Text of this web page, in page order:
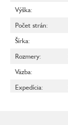
Výška:
Počet strán:
Šírka:
Rozmery:
Väzba:
Expedícia: